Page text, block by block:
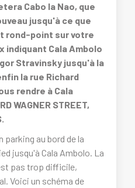
Cabo la Nao, que
jusqu'à ce que
rond-point sur votre
indiquant Cala Ambolo
Stravinsky jusqu'à la
la rue Richard
rendre à Cala
WAGNER STREET,
parking au bord de la
jusqu'à Cala Ambolo. La
pas trop difficile,
Voici un schéma de